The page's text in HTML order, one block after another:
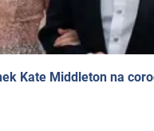
Kate Middleton na